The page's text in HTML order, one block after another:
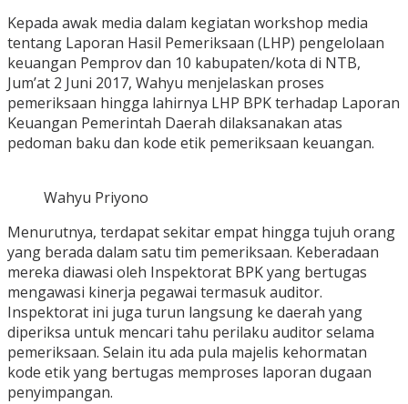
Kepada awak media dalam kegiatan workshop media
tentang Laporan Hasil Pemeriksaan (LHP) pengelolaan
keuangan Pemprov dan 10 kabupaten/kota di NTB,
Jum’at 2 Juni 2017, Wahyu menjelaskan proses
pemeriksaan hingga lahirnya LHP BPK terhadap Laporan
Keuangan Pemerintah Daerah dilaksanakan atas
pedoman baku dan kode etik pemeriksaan keuangan.
Wahyu Priyono
Menurutnya, terdapat sekitar empat hingga tujuh orang
yang berada dalam satu tim pemeriksaan. Keberadaan
mereka diawasi oleh Inspektorat BPK yang bertugas
mengawasi kinerja pegawai termasuk auditor.
Inspektorat ini juga turun langsung ke daerah yang
diperiksa untuk mencari tahu perilaku auditor selama
pemeriksaan. Selain itu ada pula majelis kehormatan
kode etik yang bertugas memproses laporan dugaan
penyimpangan.